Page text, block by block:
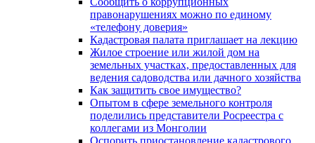
правонарушениях можно по единому
«телефону доверия»
Кадастровая палата приглашает на лекцию
Жилое строение или жилой дом на
земельных участках, предоставленных для
ведения садоводства или дачного хозяйства
Как защитить свое имущество?
Опытом в сфере земельного контроля
поделились представители Росреестра с
коллегами из Монголии
Оспорить приостановление кадастрового